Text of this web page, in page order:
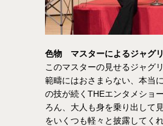
色物 マスターによるジャグ
このマスターの見せるジャグ
範疇にはおさまらない、本当
の技が続くTHEエンタメショ
ろん、大人も身を乗り出して
をいくつも軽々と披露してく